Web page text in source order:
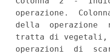
operazione.
della  operazione
tratta di vegetali,
operazioni  di